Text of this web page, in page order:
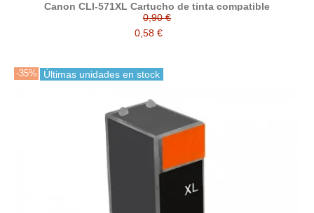
Canon CLI-571XL Cartucho de tinta compatible
0,90 €
0,58 €
-35% Últimas unidades en stock